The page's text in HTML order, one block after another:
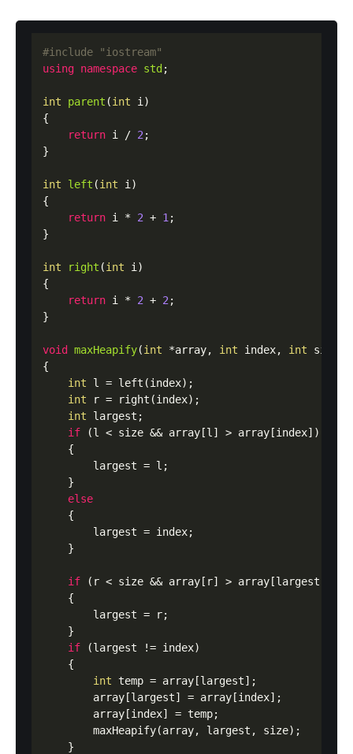
#include "iostream"
using namespace std ;
int parent (int i )
{
return i / 2 ;
}
int left (int i )
{
return i * 2 + 1 ;
}
int right (int i )
{
return i * 2 + 2 ;
}
void maxHeapify(int *array, int index, int size
{
int l = left(index);
int r = right(index);
int largest;
if (l < size && array[l] > array[index])
    {
        largest = l;
    }
else
    {
        largest = index;
    }
if (r < size && array[r] > array[largest])
    {
        largest = r;
    }
if (largest != index)
    {
int temp = array[largest];
        array[largest] = array[index];
        array[index] = temp;
        maxHeapify(array, largest, size);
    }